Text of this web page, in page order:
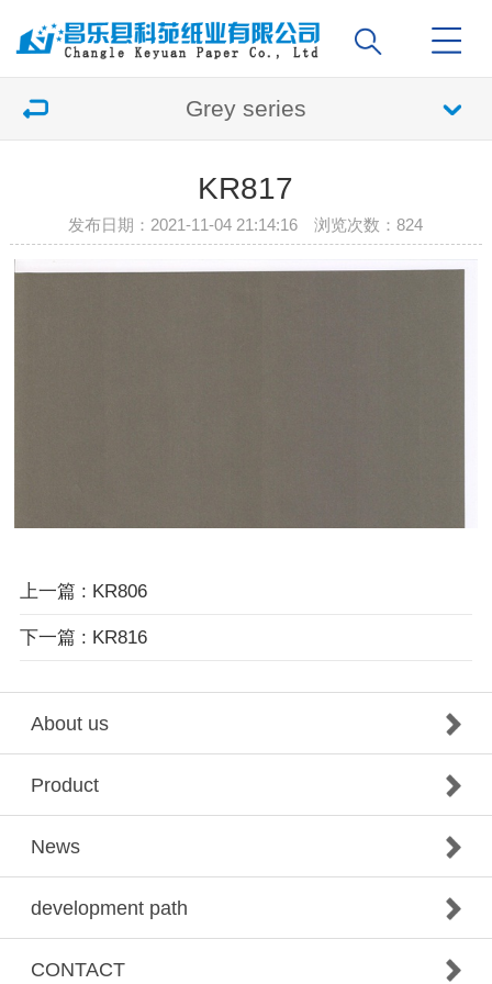
Grey series
KR817
发布日期：2021-11-04 21:14:16 浏览次数：824
上一篇 : KR806
下一篇 : KR816
About us
Product
News
development path
CONTACT